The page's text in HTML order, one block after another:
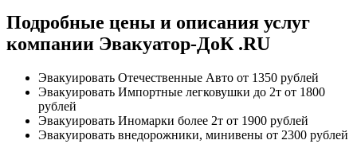
Подробные цены и описания услуг
компании Эвакуатор-ДоК .RU
Эвакуировать Отечественные Авто от 1350 рублей
Эвакуировать Импортные легковушки до 2т от 1800
рублей
Эвакуировать Иномарки более 2т от 1900 рублей
Эвакуировать внедорожники, минивены от 2300 рублей